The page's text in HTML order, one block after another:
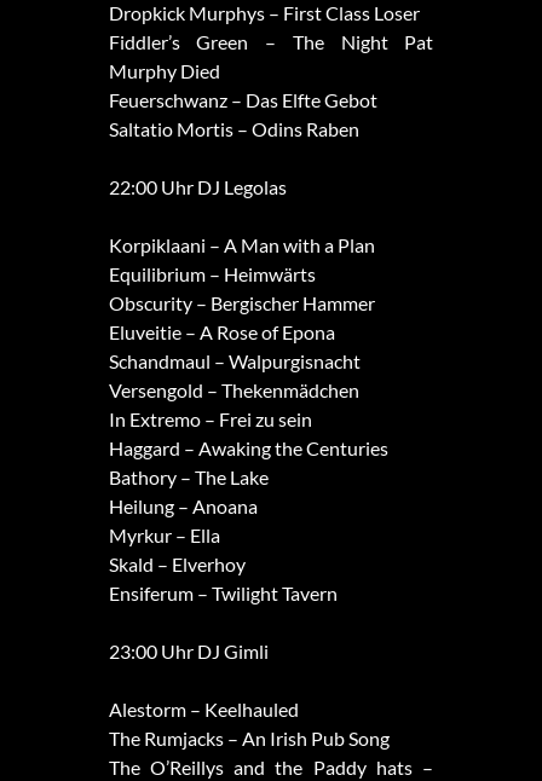
Dropkick Murphys – First Class Loser
Fiddler’s Green – The Night Pat
Murphy Died
Feuerschwanz – Das Elfte Gebot
Saltatio Mortis – Odins Raben
22:00 Uhr DJ Legolas
Korpiklaani – A Man with a Plan
Equilibrium – Heimwärts
Obscurity – Bergischer Hammer
Eluveitie – A Rose of Epona
Schandmaul – Walpurgisnacht
Versengold – Thekenmädchen
In Extremo – Frei zu sein
Haggard – Awaking the Centuries
Bathory – The Lake
Heilung – Anoana
Myrkur – Ella
Skald – Elverhoy
Ensiferum – Twilight Tavern
23:00 Uhr DJ Gimli
Alestorm – Keelhauled
The Rumjacks – An Irish Pub Song
The O’Reillys and the Paddy hats –